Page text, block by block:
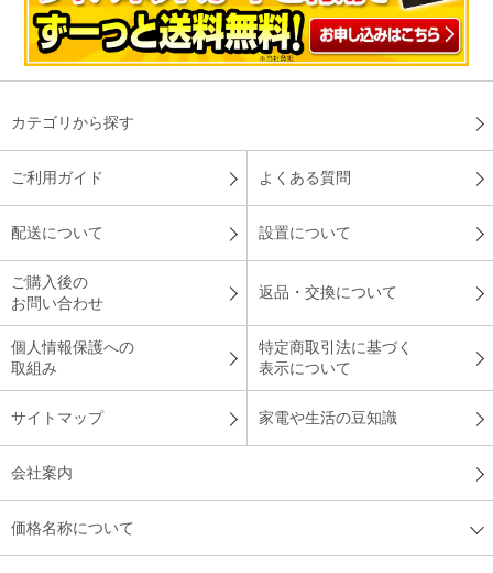
コースごとに好みの炊き方が選べるので、美味しいご飯を安定
して食べられるのは嬉しいです。また、奥さんもご飯の出来栄
想像していたより、使ってみるとふっくらした炊きあがりで質
的にも満足です。
（東京都
何杯もおかわりできる美味しさ
ふっくら御膳で炊いたご飯は大変美味しかったです。何杯でも
おかわりができます。
（広島県60代S.T様）
カテゴリから探す
ご利用ガイド よくある質問
配送について 設置について
ご購入後の
お問い合わせ
返品・交換について
個人情報保護への
取組み
特定商取引法に基づく
表示について
サイトマップ 家電や生活の豆知識
会社案内
価格名称について